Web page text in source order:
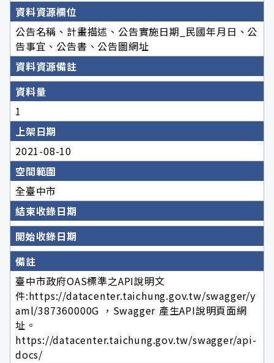
資料資源欄位
公告名稱、計畫描述、公告實施日期_民國年月日、公
告事宜、公告書、公告圖網址
資料資源備註
資料量
1
上架日期
2021-08-10
空間範圍
全臺中市
結束收錄日期
開始收錄日期
備註
臺中市政府OAS標準之API說明文
件:https://datacenter.taichung.gov.tw/swagger/y
aml/387360000G ，Swagger 產生API說明頁面網
址。
https://datacenter.taichung.gov.tw/swagger/api-
docs/